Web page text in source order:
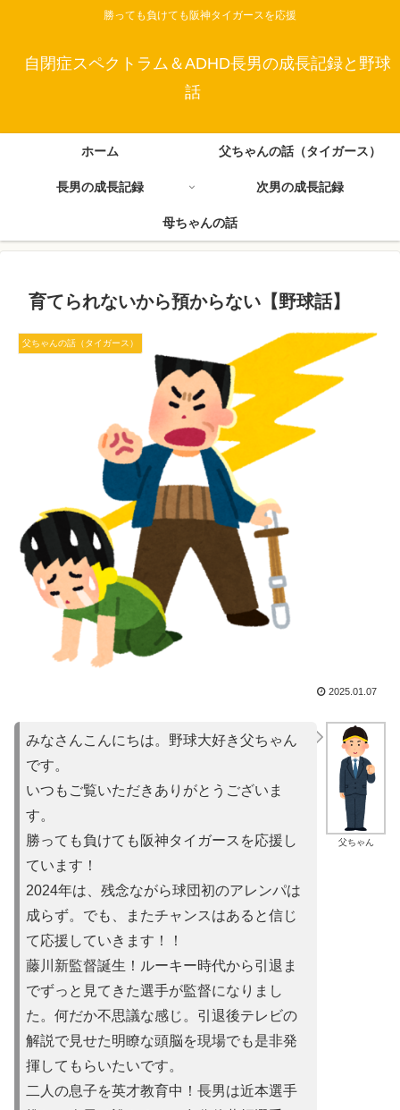
勝っても負けても阪神タイガースを応援
自閉症スペクトラム＆ADHD長男の成長記録と野球
話
ホーム 父ちゃんの話（タイガース）
長男の成長記録 次男の成長記録
母ちゃんの話
育てられないから預からない【野球話】
父ちゃんの話（タイガース）
2025.01.07
父ちゃん
みなさんこんにちは。野球大好き父ちゃん
です。
いつもご覧いただきありがとうございま
す。
勝っても負けても阪神タイガースを応援し
ています！
2024年は、残念ながら球団初のアレンパは
成らず。でも、またチャンスはあると信じ
て応援していきます！！
藤川新監督誕生！ルーキー時代から引退ま
でずっと見てきた選手が監督になりまし
た。何だか不思議な感じ。引退後テレビの
解説で見せた明瞭な頭脳を現場でも是非発
揮してもらいたいです。
二人の息子を英才教育中！長男は近本選手